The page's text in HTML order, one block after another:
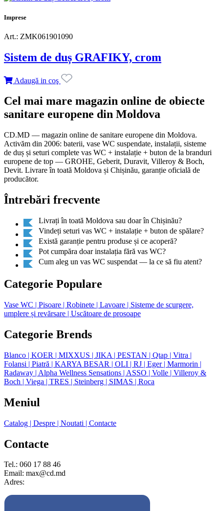
Imprese
Art.: ZMK061901090
Sistem de duș GRAFIKY, crom
Adaugă in coş
Cel mai mare magazin online de obiecte
sanitare europene din Moldova
CD.MD — magazin online de sanitare europene din Moldova.
Activăm din 2006: baterii, vase WC suspendate, instalații, sisteme
de duș și seturi complete vas WC + instalație + buton de la branduri
europene de top — GROHE, Geberit, Duravit, Villeroy & Boch,
Devit. Livrare în toată Moldova și Chișinău, garanție oficială de
producător.
Întrebări frecvente
Livrați în toată Moldova sau doar în Chișinău?
Vindeți seturi vas WC + instalație + buton de spălare?
Există garanție pentru produse și ce acoperă?
Pot cumpăra doar instalația fără vas WC?
Cum aleg un vas WC suspendat — la ce să fiu atent?
Categorie Populare
Vase WC | Pisoare | Robinete | Lavoare | Sisteme de scurgere,
umplere și revărsare | Uscătoare de prosoape
Categorie Brends
Blanco | KOER | MIXXUS | JIKA | PESTAN | Qtap | Vitra |
Folansi | Piatră | KARYA BESAR | OLI | RJ | Eger | Marmorin |
Radaway | Alpha Wellness Sensations | ASSO | Volle | Villeroy &
Boch | Viega | TRES | Steinberg | SIMAS | Roca
Meniul
Catalog | Despre | Noutati | Contacte
Contacte
Tel.: 060 17 88 46
Email: max@cd.md
Adres: